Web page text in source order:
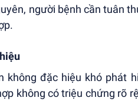
người bệnh cần tuân
đặc hiệu khó phát
không có triệu chứng rõ